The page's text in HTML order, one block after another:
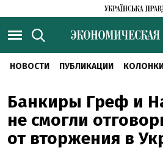
НОВОСТИ ПУБЛИКАЦИИ
Банкиры Греф и
не смогли
от вторжения в